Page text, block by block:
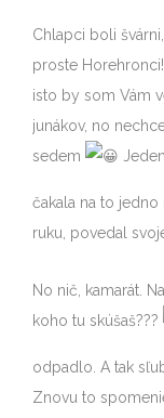
Chlapci boli
proste
isto by som Vám
junákov, no
sedem
čakala na to
ruku, povedal
No nič, kamarát.
koho tu skúšaš???
odpadlo. A tak
Znovu to